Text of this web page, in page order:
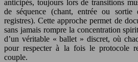
anticipés, toujours lors de transitions
de séquence (chant, entrée ou sortie
registres). Cette approche permet de
sans jamais rompre la concentration
d’un véritable « ballet » discret, où
pour respecter à la fois le protocole
couple.